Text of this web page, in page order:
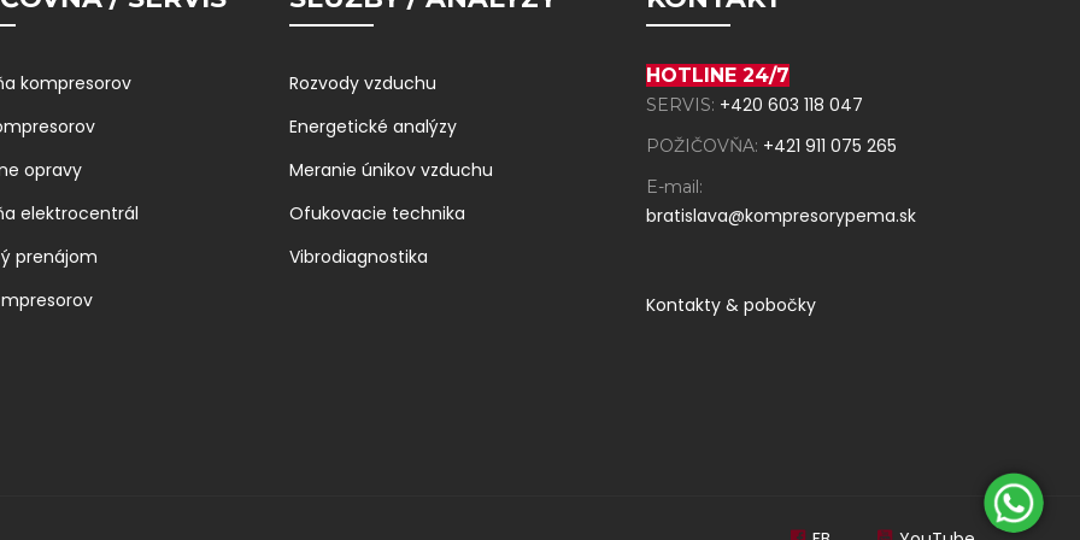
kompresorov
opravy
elektrocentrál
prenájom
Rozvody vzduchu
Energetické analýzy
Meranie únikov vzduchu
Ofukovacie technika
Vibrodiagnostika
HOTLINE 24/7
SERVIS: +420 603 118 047
POŽIČOVŇA: +421 911 075 265
E-mail:
bratislava@kompresorypema.sk
Kontakty & pobočky